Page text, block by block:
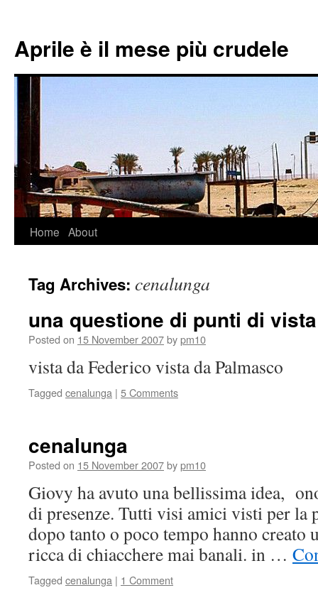
Aprile è il mese più crudele
Skip
content
Home About
Tag Archives: cenalunga
una questione di punti di vista
Posted on 15 November 2007bypm10
vista da Federico vista da Palmasco
Tagged cenalunga | 5 Comments
cenalunga
Posted on 15 November 2007bypm10
Giovy ha avuto una bellissima idea,
di presenze. Tutti visi amici visti per
dopo tanto o poco tempo hanno creato
ricca di chiacchere mai banali. in …
Tagged cenalunga | 1 Comment